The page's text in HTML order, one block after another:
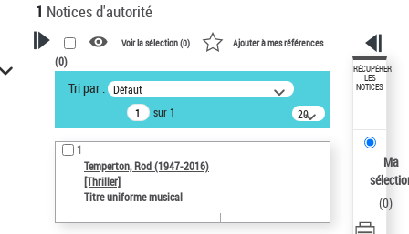
1 Notices d'autorité
VOTRE RECHERCHE
Recherche avancée dans les
notices d’autorité
Œuvres liées à l'auteur :
Temperton, Rod (1947-2016)
Voir la sélection (0) Ajouter à mes références
(0)
Tri par : Défaut
sur 1
20
résultats/page
1
Temperton, Rod (1947-2016)
[Thriller]
Titre uniforme musical
RÉCUPÉRER
LES
NOTICES
Ma
(0)